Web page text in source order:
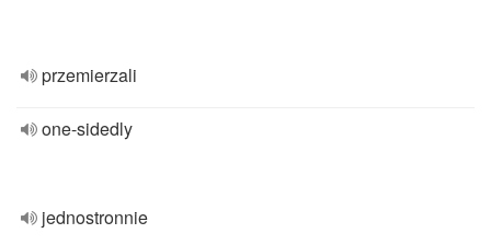
przemierzali
one-sidedly
jednostronnie